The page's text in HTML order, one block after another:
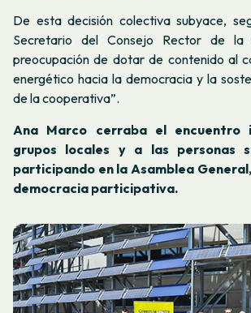
De esta decisión colectiva subyace,
Secretario del Consejo Rector de la
preocupación de dotar de contenido al
energético hacia la democracia y la
de la cooperativa”.
Ana Marco cerraba el encuentro
grupos locales y a las personas
participando en la Asamblea
democracia participativa.